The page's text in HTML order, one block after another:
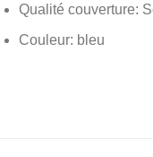
Qualité couverture:
Couleur: bleu